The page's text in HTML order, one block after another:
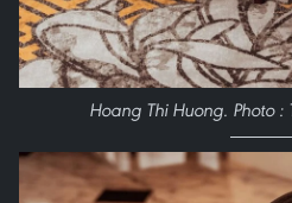
Hoang Thi Huong. Photo